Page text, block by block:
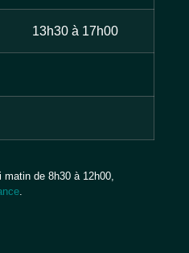
13h30 à 17h00
de 8h30 à 12h00,
.